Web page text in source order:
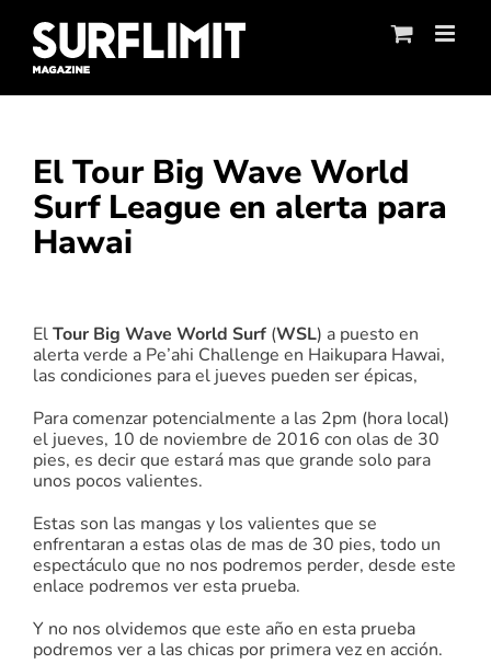
content
El Tour Big Wave World
Surf League en alerta para
Hawai
imagen
más
grande
ElTour Big Wave World Surf (WSL) a puesto en
alerta verde a Pe’ahi Challenge en Haikupara Hawai,
las condiciones para el jueves pueden ser épicas,
Para comenzar potencialmente a las 2pm (hora local)
el jueves, 10 de noviembre de 2016 con olas de 30
pies, es decir que estará mas que grande solo para
unos pocos valientes.
Estas son las mangas y los valientes que se
enfrentaran a estas olas de mas de 30 pies, todo un
espectáculo que no nos podremos perder, desde este
enlace podremos ver esta prueba.
Y no nos olvidemos que este año en esta prueba
podremos ver a las chicas por primera vez en acción.